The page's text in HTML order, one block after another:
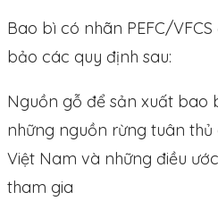
Bao bì có nhãn PEFC/
bảo các quy định sau:
Nguồn gỗ để sản xuất bao
những nguồn rừng tuân
Việt Nam và những điều
tham gia